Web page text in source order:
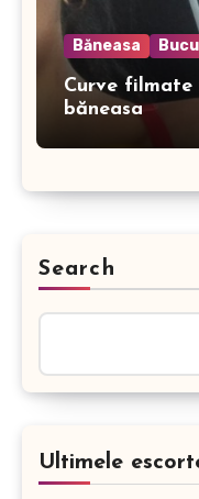
Băneasa
Curve filmate
băneasa
Search
Ultimele